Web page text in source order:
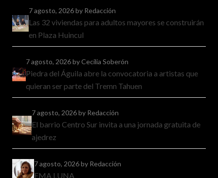
7 agosto, 2026by Redacción
Las 32 viviendas para adultos mayores se construirán
en Plaza Huincul
7 agosto, 2026by Cecilia Soberón
Piedra del Águila abre la convocatoria a artistas que
quieran ser parte del Tremn Tahuen
7 agosto, 2026by Redacción
El barrio Centro Sur invita a una jornada gratuita de
ajedrez
7 agosto, 2026by Redacción
EMA LUNA